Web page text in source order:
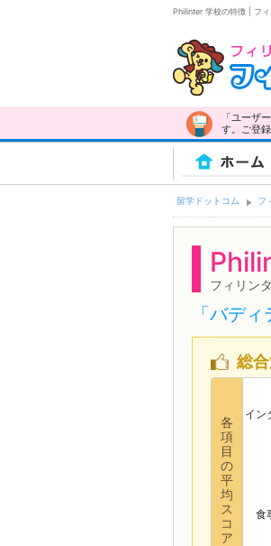
Philinter 学校の特徴 | フ
「ユーザ
す。ご登
ホーム
留学ドットコム フ
フィリン
「バデ
総
各
項
目
の
平
均
ス
コ
ア
食
イン